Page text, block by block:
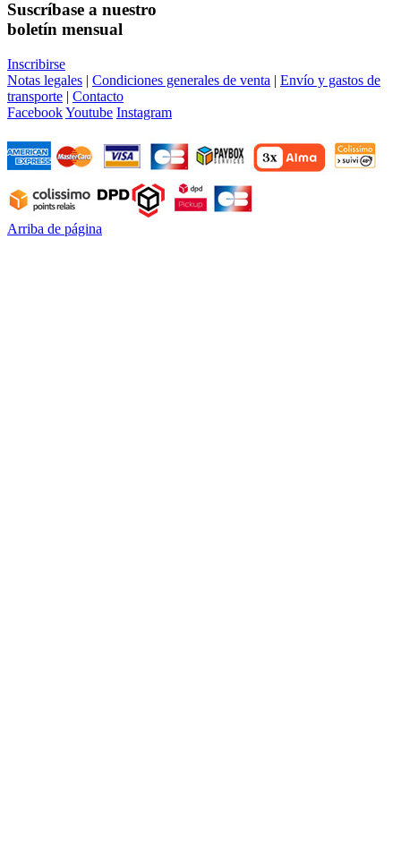
Suscríbase a nuestro
boletín mensual
Inscribirse
Notas legales | Condiciones generales de venta | Envío y gastos de
transporte | Contacto
FacebookYoutube Instagram
Arriba de página